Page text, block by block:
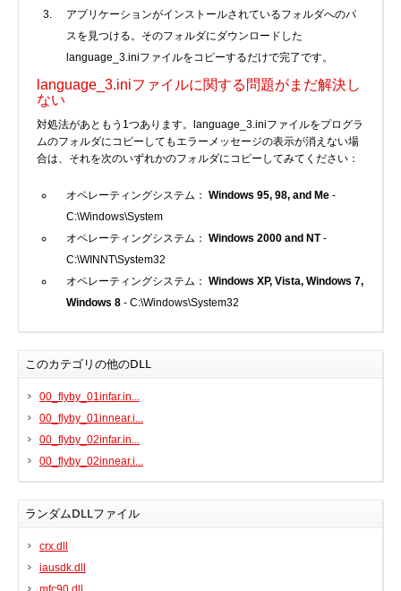
ジョイスティック、ゲームパッド
キーボード＆マウス
モデム
モニター
マザーボード
ネットワークアダプタ
プリンタ、スキャナ
ルーター、スイッチ、AP
サウンドカード
タブレット
チューナーテレビ、TVカード
VoIP
DLLファイル
ファイル変換
プログラム
アプリケーションがインストールされているフォルダへのパ
スを見つける。そのフォルダにダウンロードした
language_3.iniファイルをコピーするだけで完了です。
language_3.iniファイルに関する問題がまだ解決し
ない
対処法があともう1つあります。language_3.iniファイルをプログラ
ムのフォルダにコピーしてもエラーメッセージの表示が消えない場
合は、それを次のいずれかのフォルダにコピーしてみてください：
オペレーティングシステム： Windows 95, 98, and Me -
C:\Windows\System
オペレーティングシステム： Windows 2000 and NT-
C:\WINNT\System32
オペレーティングシステム： Windows XP, Vista, Windows 7,
Windows 8 - C:\Windows\System32
このカテゴリの他のDLL
00_flyby_01infar.in...
00_flyby_01innear.i...
00_flyby_02infar.in...
00_flyby_02innear.i...
ランダムDLLファイル
crx.dll
iausdk.dll